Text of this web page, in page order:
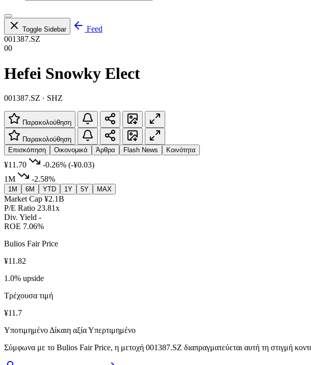
Toggle Sidebar
Feed
001387.SZ
00
Hefei Snowky Elect
001387.SZ · SHZ
Παρακολούθηση
Παρακολούθηση
Επισκόπηση
Οικονομικά Άρθρα Flash News Κοινότητα
¥11.70 -0.26% (-¥0.03)
1M
-2.58%
1M 6M YTD 1Y 5Y MAX
Market Cap ¥2.1B
P/E Ratio 23.81x
Div. Yield -
ROE 7.06%
Bulios Fair Price
¥11.82
1.0% upside
Τρέχουσα τιμή
¥11.7
Υποτιμημένο Δίκαιη αξίαΥπερτιμημένο
Σύμφωνα με το Bulios Fair Price, η μετοχή 001387.SZ διαπραγματεύεται αυτή τη στιγμή